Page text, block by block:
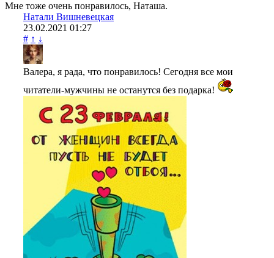
Мне тоже очень понравилось, Наташа.
Натали Вишневецкая
23.02.2021 01:27
# ↑ ↓
Валера, я рада, что понравилось! Сегодня все мои
читатели-мужчины не останутся без подарка!